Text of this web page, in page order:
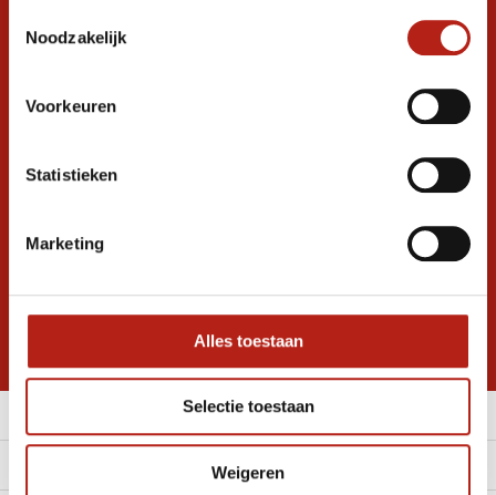
Noodzakelijk
Voorkeuren
Statistieken
Marketing
Alles toestaan
Selectie toestaan
Weigeren
Ontvang de nieuwste aanbiedingen en
promoties
Inschrijven voor
korting
* Lees hier de wettelijke beperkingen